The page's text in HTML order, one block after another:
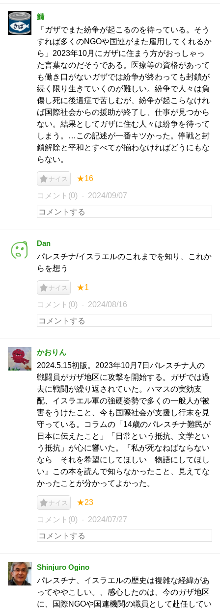
鯖
「ガザでまた紛争が起こるのを待っている。そう
すれば多くのNGOや国連がまた雇用してくれるか
ら」2023年10月にガザに住まう方がおっしゃっ
た言葉なのだそうである。医療等の資格があって
も働き口がないガザでは紛争が終わっても封鎖が
続く限り生きていくのが難しい。紛争で人々は負
傷し死に後遺症で苦しむが、紛争が起こらなけれ
ば国際社会からの援助が終了し、仕事が見つから
ない。結果としてガザに住む人々は紛争を待って
しまう。…この記述が一番キツかった。停戦と封
鎖解除と平和とすべてが揃わなければどうにもな
らない。
ナイス ★16
コメント(0) 2024/09/07
Dan
パレスチナ/イスラエルのこれまでを知り、これか
らを想う
ナイス ★1
コメント(0) 2024/08/16
かおりん
2024.5.15初版。2023年10月7日パレスチナ人の
戦闘員がガザ地区に攻撃を開始する。ガザでは過
去に戦闘が繰り返されていた。ハマスの実効支
配、イスラエル軍の強硬姿勢で多くの一般人が被
害をうけたこと、今も国際社会が支援し行末を見
守っている。コラムの「14歳のパレスチナ難民が
日本に伝えたこと」「日常という抵抗、文学とい
う抵抗」が心に響いた。『私が死なねばならない
なら それを希望にしてほしい 物語にしてほし
い』この本を読んで知らなかったこと、見えてな
かったことが分かってよかった。
ナイス ★23
コメント(0) 2024/07/27
Shinjuro Ogino
パレスチナ、イスラエルの歴史は複雑な経緯があ
ってややこしい。、感心したのは、今のガザ地区
に、国際NGOや国連機関の職員として赴任してい